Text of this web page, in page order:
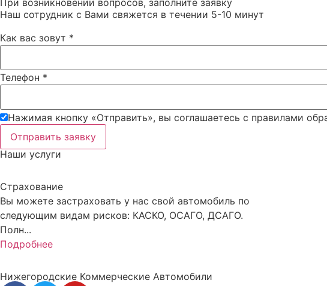
При возникновении вопросов, заполните заявку
Наш сотрудник с Вами свяжется в течении 5-10 минут
Как вас зовут *
Телефон *
Нажимая кнопку «Отправить», вы соглашаетесь c правилами
Отправить заявку
Наши услуги
Страхование
Вы можете застраховать у нас свой автомобиль по
следующим видам рисков: КАСКО, ОСАГО, ДСАГО.
Полн...
Подробнее
Нижегородские Коммерческие Автомобили